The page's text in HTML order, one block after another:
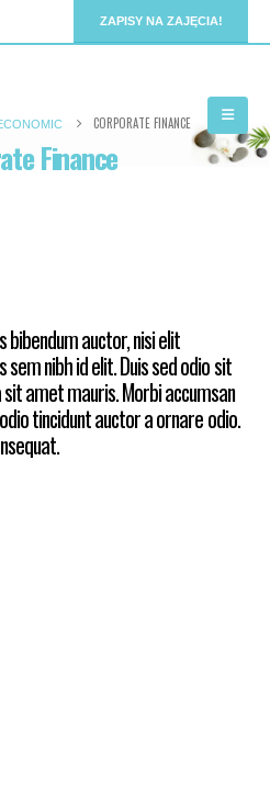
ZAPISY NA ZAJĘCIA!
CORPORATE FINANCE
Finance
bibendum auctor, nisi elit
nibh id elit. Duis sed odio sit
amet mauris. Morbi accumsan
tincidunt auctor a ornare odio.